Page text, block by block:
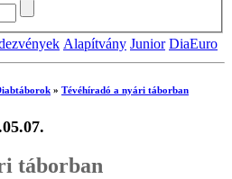
Alapítvány Junior DiaEuro
» Tévéhíradó a nyári táborban
táborban